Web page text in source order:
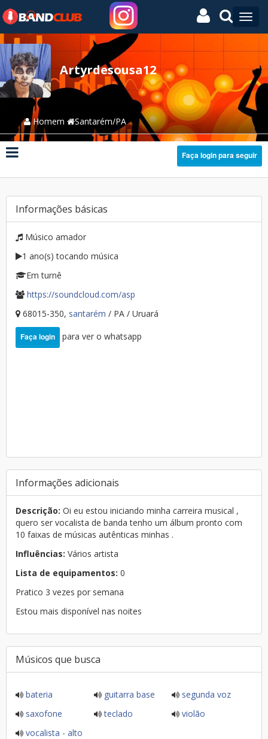
Artyrdesousa12
Homem Santarém/PA
Faça login para seguir
Informações básicas
Músico amador
1 ano(s) tocando música
Em turnê
https://soundcloud.com/asp
68015-350, santarém / PA / Uruará
Faça login para ver o whatsapp
Informações adicionais
Descrição: Oi eu estou iniciando minha carreira musical ,
quero ser vocalista de banda tenho um álbum pronto com
10 faixas de músicas autênticas minhas .
Influências:
Vários artista
Lista de equipamentos: 0
Pratico 3 vezes por semana
Estou mais disponível nas noites
Músicos que busca
bateria guitarra base
segunda voz
saxofone
teclado
violão
vocalista - alto